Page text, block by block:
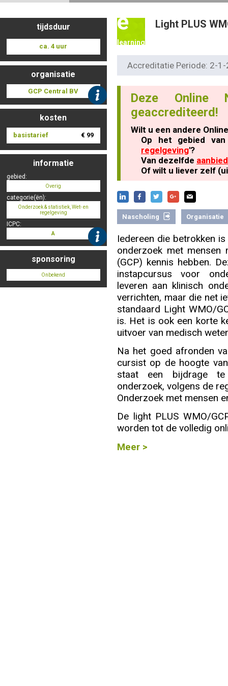
Nascholing aanmelden
Zoek op kaart
Registreren
Inloggen
Info
tijdsduur
ca. 4 uur
organisatie
GCP Central BV
kosten
basistarief € 99
informatie
gebied:
Overig
categorie(ën):
Onderzoek & statistiek, Wet- en
regelgeving
ICPC:
A
sponsoring
Onbekend
e
learning
Light PLUS
Accreditatie Periode: 2-
Deze Online
geaccrediteerd!
Wilt u een andere
Op het gebied
regelgeving'?
Van dezelfde
Of wilt u liever zelf
Nascholing Organisatie
Iedereen die betrokken
onderzoek met mensen
(GCP) kennis hebben.
instapcursus voor
leveren aan klinisch
verrichten, maar die net
standaard Light WMO/
is. Het is ook een korte
uitvoer van medisch
Na het goed afronden
cursist op de hoogte
staat een bijdrage te
onderzoek, volgens de
Onderzoek met mensen
De light PLUS WMO/
worden tot de volledig
Meer >